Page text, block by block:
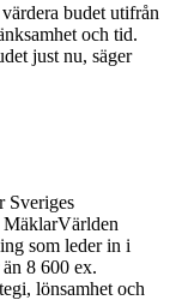
budet utifrån
och tid.
just nu, säger
Sveriges
MäklarVärlden
som leder in i
8 600 ex.
lönsamhet och